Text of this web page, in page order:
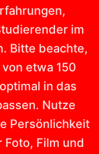
im
Bitte beachte,
etwa 150
in das
Nutze
Persönlichkeit
Film und